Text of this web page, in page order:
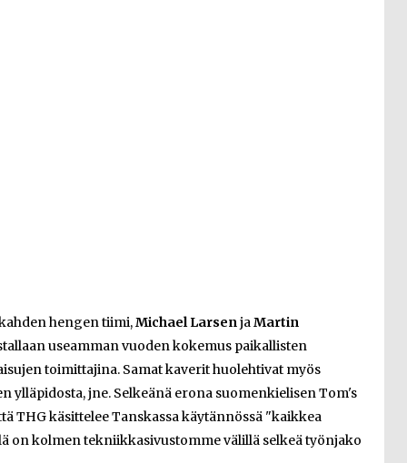
hengen tiimi,Michael LarsenjaMartin
useamman vuoden kokemus paikallisten
toimittajina. Samat kaverit huolehtivat myös
ylläpidosta, jne. Selkeänä erona suomenkielisen Tom's
THG käsittelee Tanskassa käytännössä "kaikkea
on kolmen tekniikkasivustomme välillä selkeä työnjako